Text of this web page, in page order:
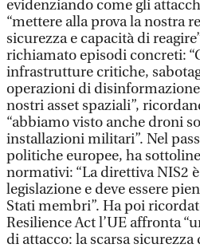
evidenziando come gli
“mettere alla prova la nostra
sicurezza e capacità di
richiamato episodi concreti:
infrastrutture critiche,
operazioni di
nostri asset spaziali”,
“abbiamo visto anche droni
installazioni militari”. Nel
politiche europee, ha
normativi: “La direttiva NIS2
legislazione e deve essere
Stati membri”. Ha poi
Resilience Act l’UE affronta
di attacco: la scarsa sicurezza